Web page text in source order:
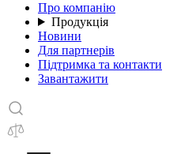
Про компанію
Продукція
Новини
Для партнерів
Підтримка та контакти
Завантажити